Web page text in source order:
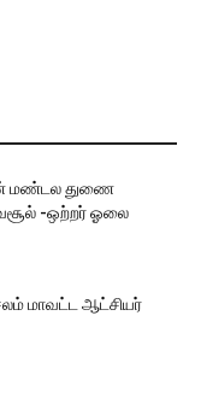
மண்டல துணை
-ஒற்றர் ஓலை
மாவட்ட ஆட்சியர்